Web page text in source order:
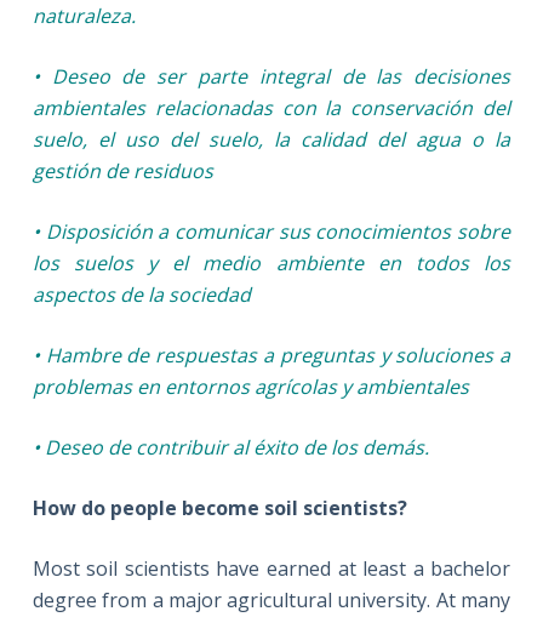
naturaleza.
• Deseo de ser parte integral de las decisiones
ambientales relacionadas con la conservación del
suelo, el uso del suelo, la calidad del agua o la
gestión de residuos
• Disposición a comunicar sus conocimientos sobre
los suelos y el medio ambiente en todos los
aspectos de la sociedad
• Hambre de respuestas a preguntas y soluciones a
problemas en entornos agrícolas y ambientales
• Deseo de contribuir al éxito de los demás.
How do people become soil scientists?
Most soil scientists have earned at least a bachelor
degree from a major agricultural university. At many